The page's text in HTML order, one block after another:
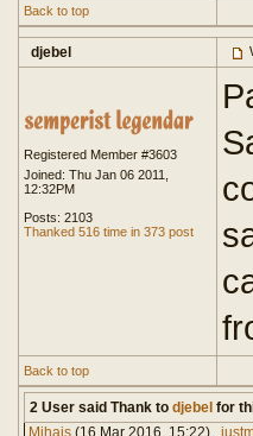
Back to top
djebel
Registered Member #3603
Joined: Thu Jan 06 2011,
12:32PM
Posts: 2103
Thanked 516 time in 373 post
Back to top
2 User said Thank to djebel for
Mihais (16 Mar 2016, 15:22) ,